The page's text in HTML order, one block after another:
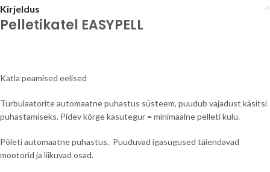
Kirjeldus
Pelletikatel EASYPELL
Katla peamised eelised
Turbulaatorite automaatne puhastus süsteem, puudub vajadust käsitsi
puhastamiseks. Pidev kõrge kasutegur = minimaalne pelleti kulu.
Põleti automaatne puhastus. Puuduvad igasugused täiendavad
mootorid ja liikuvad osad.